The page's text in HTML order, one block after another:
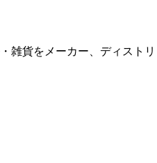
雑貨をメーカー、ディスト